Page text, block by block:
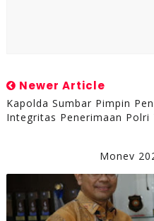
Newer Article
Kapolda Sumbar Pimpin
Integritas Penerimaan Polri
Monev